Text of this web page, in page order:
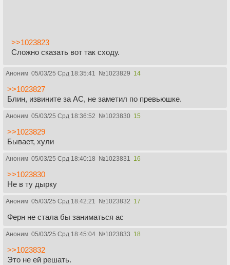
>>1023823
Сложно сказать вот так сходу.
Аноним 05/03/25 Срд 18:35:41 №1023829 14
>>1023827
Блин, извините за АС, не заметил по превьюшке.
Аноним 05/03/25 Срд 18:36:52 №1023830 15
>>1023829
Бывает, хули
Аноним 05/03/25 Срд 18:40:18 №1023831 16
>>1023830
Не в ту дырку
Аноним 05/03/25 Срд 18:42:21 №1023832 17
Ферн не стала бы заниматься ас
Аноним 05/03/25 Срд 18:45:04 №1023833 18
>>1023832
Это не ей решать.